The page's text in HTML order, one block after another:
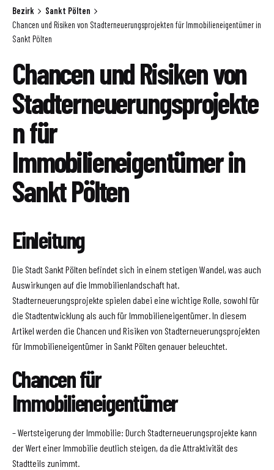
Bezirk
Sankt Pölten
Chancen und Risiken von Stadterneuerungsprojekten für Immobilieneigentümer in
Sankt Pölten
Chancen und Risiken von
Stadterneuerungsprojekte
n für
Immobilieneigentümer in
Sankt Pölten
Einleitung
Die Stadt Sankt Pölten befindet sich in einem stetigen Wandel, was auch
Auswirkungen auf die Immobilienlandschaft hat.
Stadterneuerungsprojekte spielen dabei eine wichtige Rolle, sowohl für
die Stadtentwicklung als auch für Immobilieneigentümer. In diesem
Artikel werden die Chancen und Risiken von Stadterneuerungsprojekten
für Immobilieneigentümer in Sankt Pölten genauer beleuchtet.
Chancen für
Immobilieneigentümer
– Wertsteigerung der Immobilie: Durch Stadterneuerungsprojekte kann
der Wert einer Immobilie deutlich steigen, da die Attraktivität des
Stadtteils zunimmt.